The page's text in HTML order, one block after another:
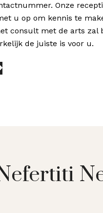
Onze
u op om kennis te
consult met de arts zal
de juiste is voor u.